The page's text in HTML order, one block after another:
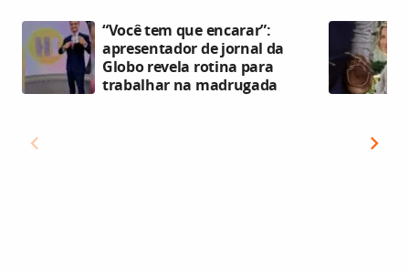
“Você tem que encarar”:
apresentador de jornal da
Globo revela rotina para
trabalhar na madrugada